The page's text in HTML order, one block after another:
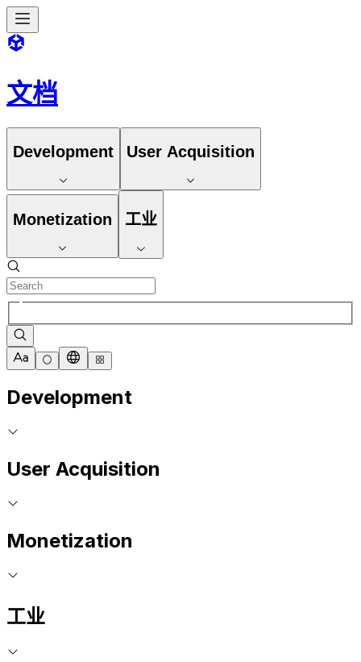
文档
Development User Acquisition
Monetization 工业
Development
User Acquisition
Monetization
工业